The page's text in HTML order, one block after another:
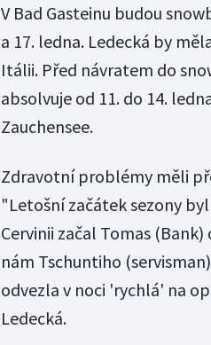
V Bad Gasteinu budou
a 17. ledna. Ledecká by
Itálii. Před návratem do
absolvuje od 11. do 14.
Zauchensee.
Zdravotní problémy měli
"Letošní začátek sezony
Cervinii začal Tomas
nám Tschuntiho
odvezla v noci 'rychlá' na
Ledecká.